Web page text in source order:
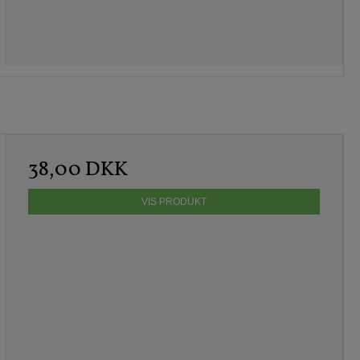
38,00 DKK
VIS PRODUKT